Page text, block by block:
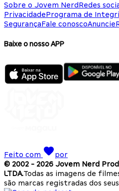
Sobre o Jovem NerdRedes
PrivacidadePrograma de
SegurançaFale conoscoAnuncie
Baixe o nosso APP
Feito com
por
© 2002 - 2026 Jovem Nerd
LTDA.Todas as imagens de
são marcas registradas dos